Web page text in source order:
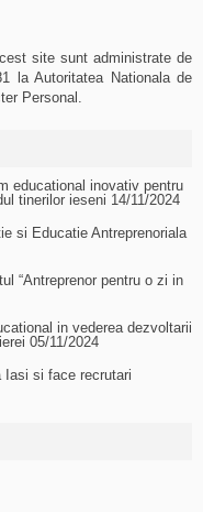
site sunt administrate de
la Autoritatea Nationala de
Personal.
educational inovativ pentru
tinerilor ieseni 14/11/2024
si Educatie Antreprenoriala
“Antreprenor pentru o zi in
in vederea dezvoltarii
05/11/2024
Iasi si face recrutari